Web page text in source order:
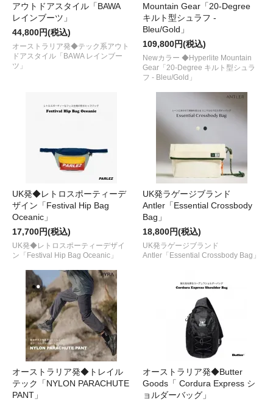
アウトドアスタイル「BAWA
レインブーツ」
44,800円(税込)
オーストラリア発◆テック系アウト
ドアスタイル「BAWA レインブー
ツ」
Mountain Gear「20-Degree
キルト型シュラフ -
Bleu/Gold」
109,800円(税込)
Newカラー ◆Hyperlite Mountain
Gear「20-Degree キルト型シュラ
フ - Bleu/Gold」
UK発◆レトロスポーティーデ
ザイン「Festival Hip Bag
Oceanic」
17,700円(税込)
UK発◆レトロスポーティーデザイ
ン「Festival Hip Bag Oceanic」
UK発ラゲージブランド
Antler「Essential Crossbody
Bag」
18,800円(税込)
UK発ラゲージブランド
Antler「Essential Crossbody Bag」
オーストラリア発◆トレイル
テック「NYLON PARACHUTE
PANT」
オーストラリア発◆Butter
Goods「 Cordura Express シ
ョルダーバッグ」